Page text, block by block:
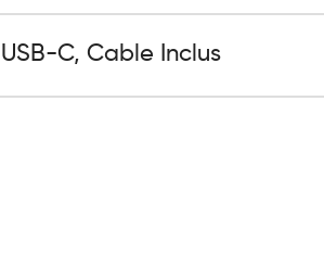
USB-C, Cable Inclus